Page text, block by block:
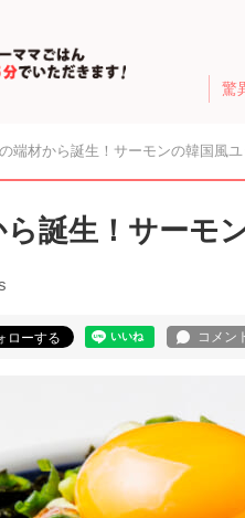
驚
端材から誕生！サーモンの韓国風
誕生！サーモ